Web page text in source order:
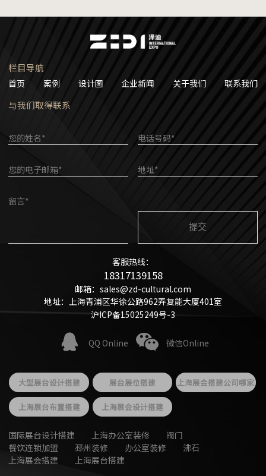
栏目导航
首页 案例 设计图 企业新闻 关于我们 联系我们
与我们取得联系
您的姓名* 电话号码*
您的电子邮箱* 地址*
留言*
客服热线：
18317139158
邮箱：sales@zd-cultural.com
地址：上海青浦区华徐公路962弄复能大厦401室
沪ICP备15025249号-3
QQ Online 微信Online
大型展台设计搭建 展台展位搭建
上海展会搭建公司哪家
上海展台布置搭建 上海展会设计搭建
国际展台设计搭建 上海办公室装修
阀门
餐饮连锁加盟
邳州装修 办公室装修
沸石
上海展会搭建
上海展台搭建